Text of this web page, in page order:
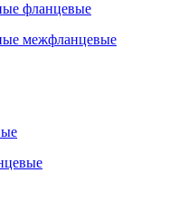
фланцевые
межфланцевые